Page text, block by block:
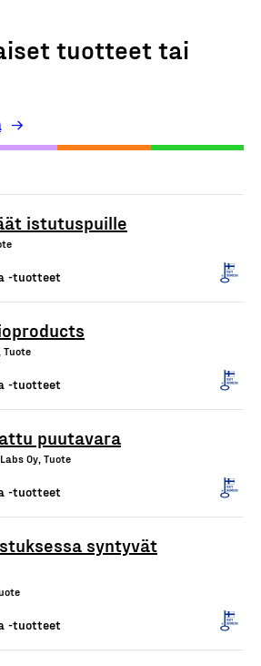
tuotteet tai
istutuspuille
-tuotteet
Tuote
-tuotteet
puutavara
Oy, Tuote
-tuotteet
syntyvät
-tuotteet